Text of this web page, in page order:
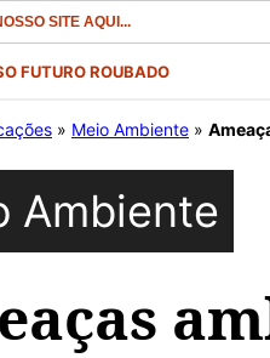
FUTURO ROUBADO
» Meio Ambiente »
Ambiente